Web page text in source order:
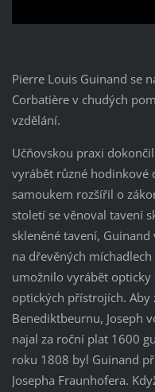
Pierre Louis Guinand se
Corbatière v chudých
vzdělání.
Učňovskou praxi
vyrábět různé hodinkové
samoukem rozšířil o
století se věnoval tavení
skleněné tavení,
na dřevěných
umožnilo vyrábět
optických přístrojích.
Benediktbeurnu, Joseph
najal za roční plat 1600
roku 1808 byl Guinand
Josepha Fraunhofera.